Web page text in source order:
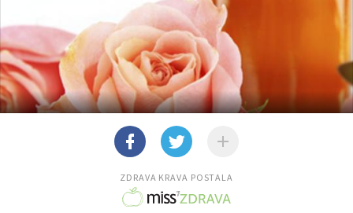
ZDRAVA KRAVA POSTALA